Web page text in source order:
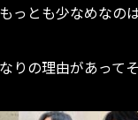
っとも少なめなの
りの理由があって